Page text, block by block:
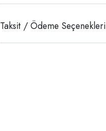
Taksit / Ödeme Seçenekleri